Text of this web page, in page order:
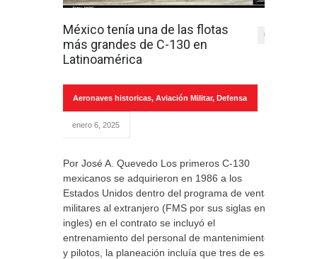
México tenía una de las flotas
más grandes de C-130 en
Latinoamérica
0
Aeronaves historicas, Aviación Militar, Defensa
enero 6, 2025
Por José A. Quevedo Los primeros C-130
mexicanos se adquirieron en 1986 a los
Estados Unidos dentro del programa de ventas
militares al extranjero (FMS por sus siglas en
ingles) en el contrato se incluyó el
entrenamiento del personal de mantenimiento
y pilotos, la planeación incluía que tres de esas